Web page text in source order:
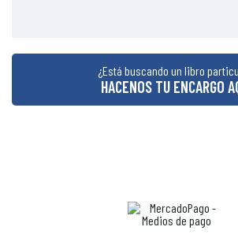
¿Está buscando un libro
HACENOS TU ENCARGO